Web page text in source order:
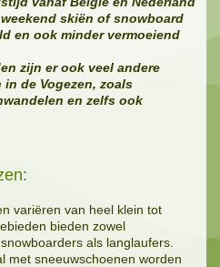
skiën of snowboard
en ook minder vermoeiend
zijn er ook veel andere
de Vogezen, zoals
en zelfs ook
variëren van heel klein tot
bieden zowel
als langlaufers.
met sneeuwschoenen worden